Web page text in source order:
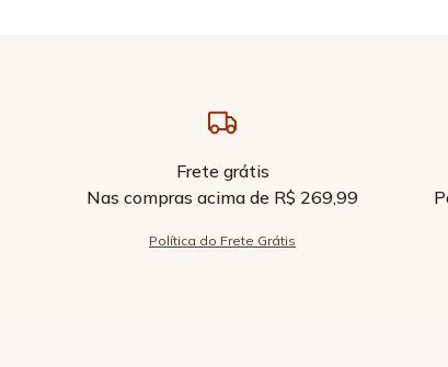
Frete grátis
Nas compras acima de R$ 269,99
Política do Frete Grátis